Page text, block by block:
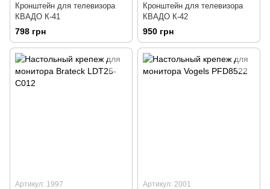
Кронштейн для телевизора
КВАДО К-41
798 грн
Кронштейн для телевизора
КВАДО К-42
950 грн
Артикул: 1997 Артикул: 2001